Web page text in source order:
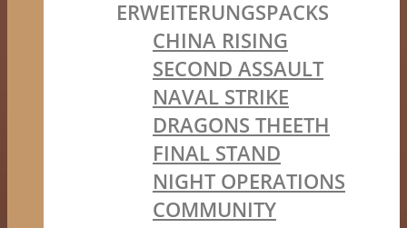
ERWEITERUNGSPACKS
CHINA RISING
SECOND ASSAULT
NAVAL STRIKE
DRAGONS THEETH
FINAL STAND
NIGHT OPERATIONS
COMMUNITY